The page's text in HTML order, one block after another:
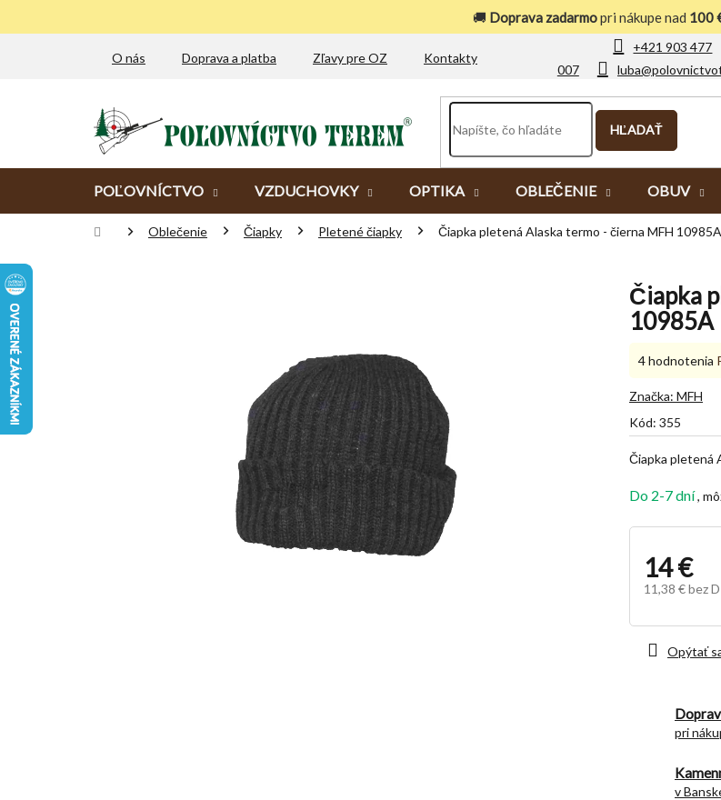
🚚 Doprava zadarmopri nákupe nad 100
+421 903 477
007
O nás Doprava a platba Zľavy pre OZ Kontakty
HĽADAŤ
POĽOVNÍCTVO VZDUCHOVKY OPTIKA OBLEČENIE OBUV
DomovOblečenie Čiapky Pletené čiapky Čiapka pletená Alaska termo - čierna MFH 10985A
Čiapka
10985A
Kód: 355
Do 2-7 dní
14 €
11,38 € bez
cena:
pri
v
Čiapka pletená
Opýtať
Priemerné
produktu
5,0
5
4 hodnotenia
Značka: MFH